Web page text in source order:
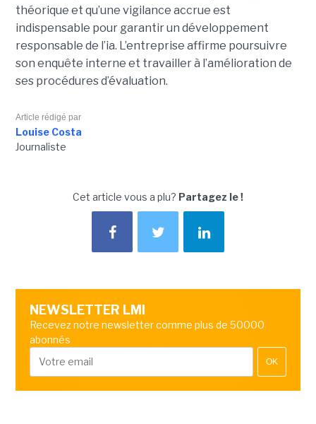
théorique et qu’une vigilance accrue est
indispensable pour garantir un développement
responsable de l’ia. L’entreprise affirme poursuivre
son enquête interne et travailler à l’amélioration de
ses procédures d’évaluation.
Article rédigé par
Louise Costa
Journaliste
Cet article vous a plu? Partagez le !
NEWSLETTER LMI
Recevez notre newsletter comme plus de 50000
abonnés
OK